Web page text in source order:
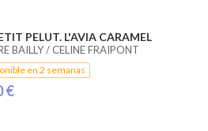
PELUT. L'AVIA CARAMEL
BAILLY / CELINE FRAIPONT
en 2 semanas
€